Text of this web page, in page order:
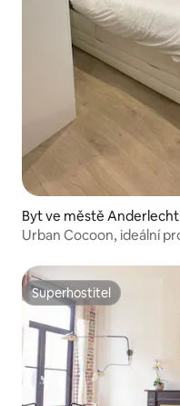
Byt ve městě Anderlecht
Urban Cocoon, ideální
Superhostitel
Superhostitel